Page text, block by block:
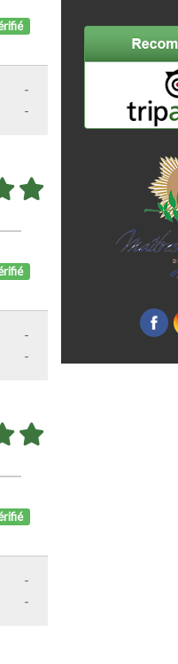
-
-
-
-
-
-